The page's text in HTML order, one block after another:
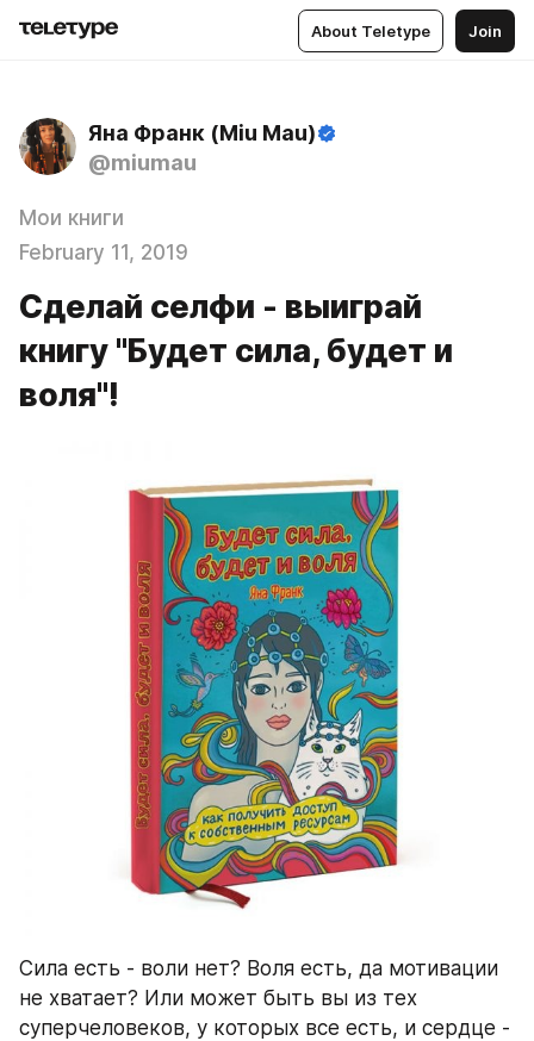
About Teletype Join
Яна Франк (Miu Mau)
@miumau
Мои книги
February 11, 2019
Сделай селфи - выиграй
книгу "Будет сила, будет и
воля"!
Сила есть - воли нет? Воля есть, да мотивации
не хватает? Или может быть вы из тех
суперчеловеков, у которых все есть, и сердце -